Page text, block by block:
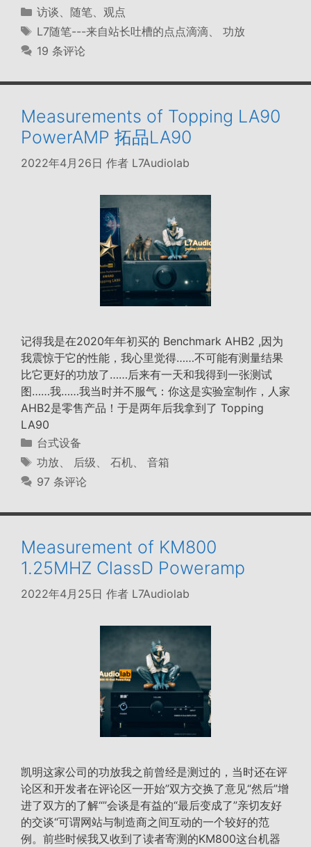
分
类
访谈、随笔、观点
标
签
L7随笔---来自站长吐槽的点点滴滴、 功放
19 条评论
Measurements of Topping LA90
PowerAMP 拓品LA90
2022年4月26日 作者 L7Audiolab
记得我是在2020年年初买的 Benchmark AHB2 ,因为
我震惊于它的性能，我心里觉得……不可能有测量结果
比它更好的功放了……后来有一天和我得到一张测试
图……我……我当时并不服气：你这是实验室制作，人家
AHB2是零售产品！于是两年后我拿到了 Topping
LA90
分
类
台式设备
标
签
功放、 后级、 石机、 音箱
97 条评论
Measurement of KM800
1.25MHZ ClassD Poweramp
2022年4月25日 作者 L7Audiolab
凯明这家公司的功放我之前曾经是测过的，当时还在评
论区和开发者在评论区一开始”双方交换了意见“然后”增
进了双方的了解“”会谈是有益的“最后变成了”亲切友好
的交谈“可谓网站与制造商之间互动的一个较好的范
例。前些时候我又收到了读者寄测的KM800这台机器